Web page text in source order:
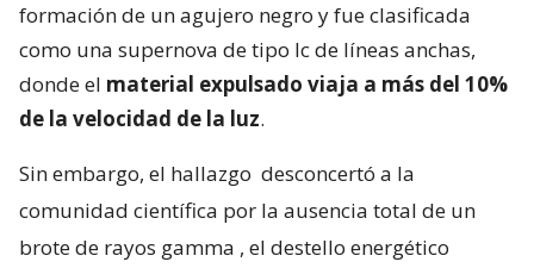
formación de un agujero negro y fue clasificada
como una supernova de tipo Ic de líneas anchas,
donde el material expulsado viaja a más del 10%
de la velocidad de la luz.
Sin embargo, el hallazgo desconcertó a la
comunidad científica por la ausencia total de un
brote de rayos gamma , el destello energético